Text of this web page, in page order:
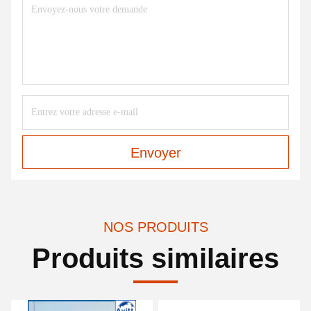
Envoyer
NOS PRODUITS
Produits similaires